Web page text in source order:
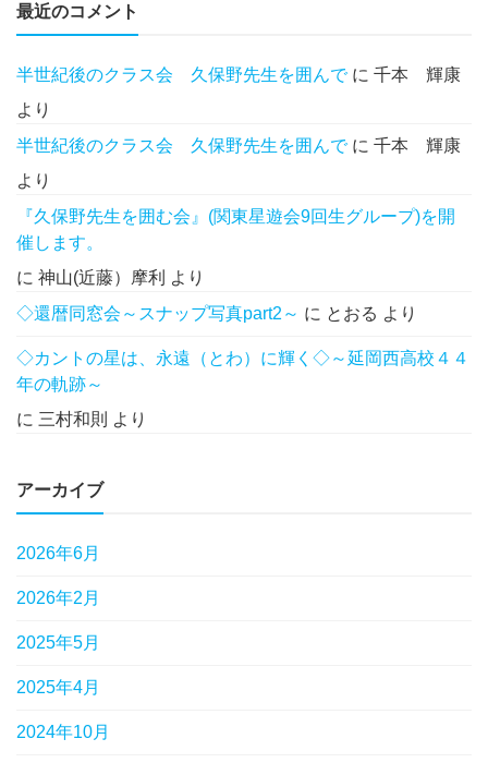
最近のコメント
半世紀後のクラス会 久保野先生を囲んでに 千本 輝康
より
半世紀後のクラス会 久保野先生を囲んでに 千本 輝康
より
『久保野先生を囲む会』(関東星遊会9回生グループ)を開
催します。
に 神山(近藤）摩利 より
◇還暦同窓会～スナップ写真part2～ に とおる より
◇カントの星は、永遠（とわ）に輝く◇～延岡西高校４４
年の軌跡～
に 三村和則 より
アーカイブ
2026年6月
2026年2月
2025年5月
2025年4月
2024年10月